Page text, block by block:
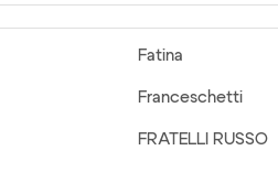
Fatina
Franceschetti
FRATELLI RUSSO